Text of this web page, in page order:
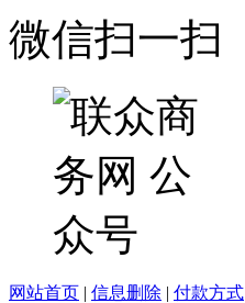
微信扫一扫
网站首页 | 信息删除 | 付款方式